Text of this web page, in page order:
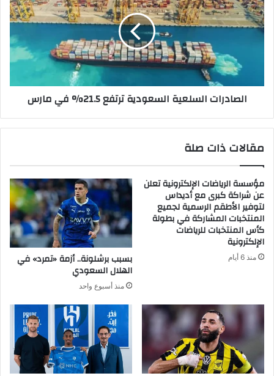
السعودية
ترتفع
الصادرات السلعية السعودية ترتفع 21.5% في مارس
مقالات ذات صلة
مؤسسة الرياضات الإلكترونية تعلن
عن شراكة كبرى مع أديداس
لتوفير الأطقم الرسمية لجميع
المنتخبات المشاركة في بطولة
كأس المنتخبات للرياضات
الإلكترونية
منذ 6 أيام بسبب برشلونة.. أزمة «تمرد» في
الهلال السعودي
منذ أسبوع واحد